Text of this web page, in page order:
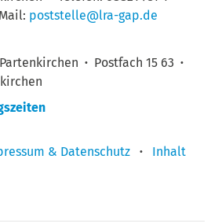
poststelle@lra-gap.de
· Postfach 15 63 ·
& Datenschutz ·
Inhalt